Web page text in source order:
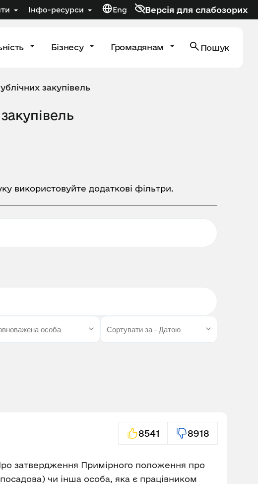
Інфо-ресурси Eng Версія для слабозорих
Бізнесу Громадянам Пошук
закупівель
використовуйте додаткові фільтри.
8541 8918
затвердження Примірного положення про
чи інша особа, яка є працівником